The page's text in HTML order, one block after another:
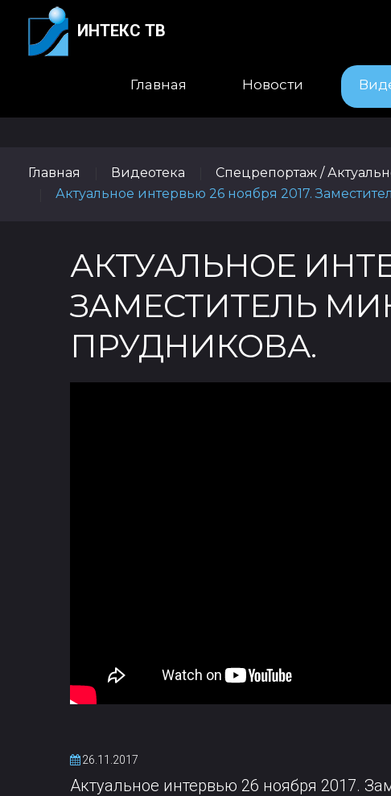
ИНТЕКС ТВ
Главная Новости
Главная Видеотека
Спецрепортаж /
Актуальное интервью 26 ноября 2017.
АКТУАЛЬНОЕ
ЗАМЕСТИТЕЛЬ
ПРУДНИКОВА.
26.11.2017
Актуальное интервью 26 ноября 2017.